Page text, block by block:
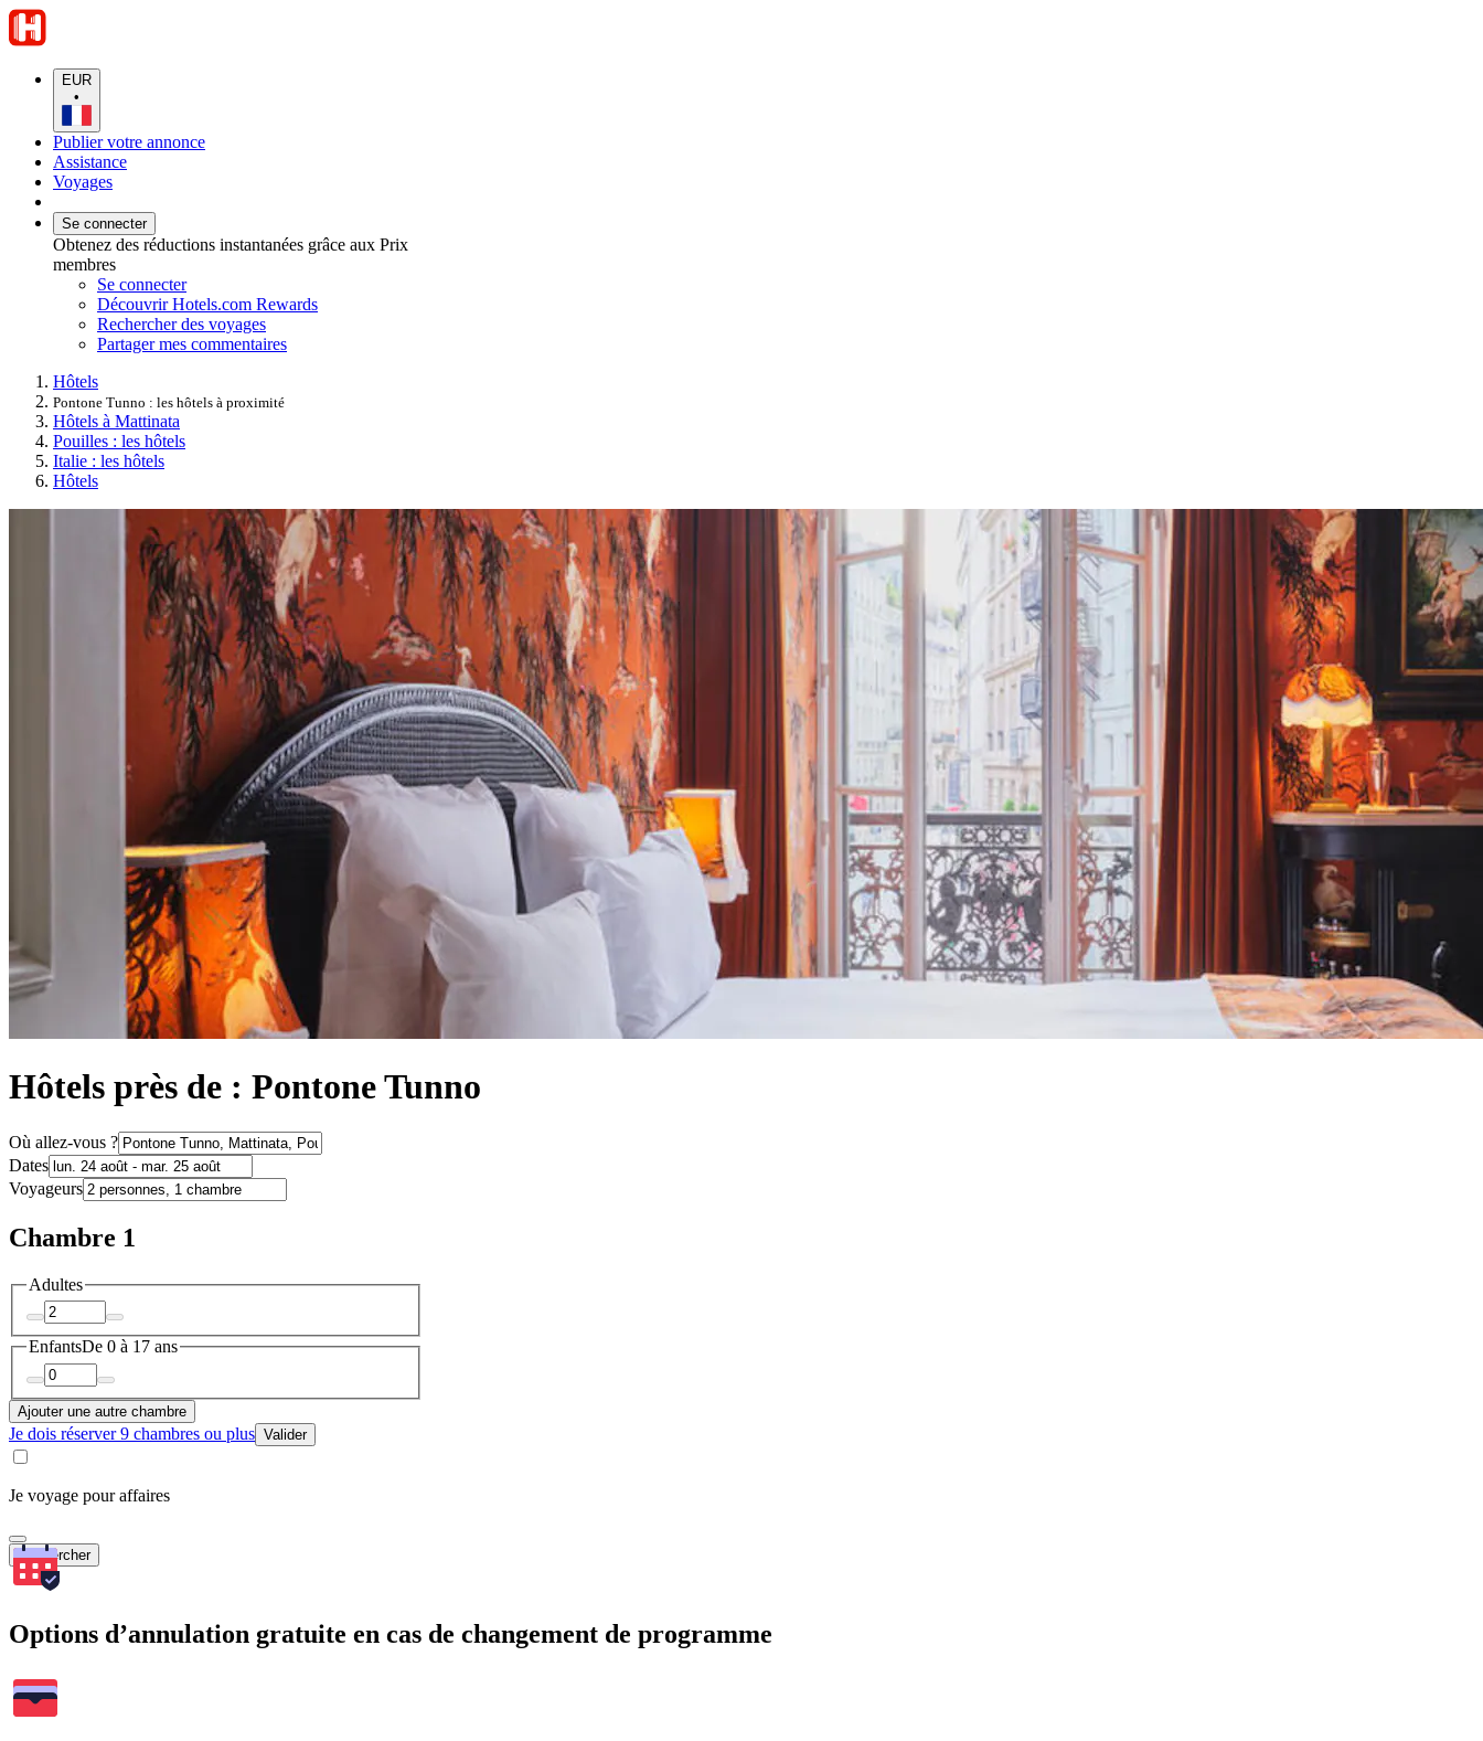
EUR
•
Publier votre annonce
Assistance
Voyages
Se connecter
Obtenez des réductions instantanées grâce aux Prix
membres
Se connecter
Découvrir Hotels.com Rewards
Rechercher des voyages
Partager mes commentaires
Hôtels
Pontone Tunno : les hôtels à proximité
Hôtels à Mattinata
Pouilles : les hôtels
Italie : les hôtels
Hôtels
Hôtels près de : Pontone Tunno
Où allez-vous ?
Dates
Voyageurs
Chambre 1
Adultes
EnfantsDe 0 à 17 ans
Ajouter une autre chambre
Je dois réserver 9 chambres ou plus Valider
Je voyage pour affaires
Rechercher
Options d’annulation gratuite en cas de changement de programme